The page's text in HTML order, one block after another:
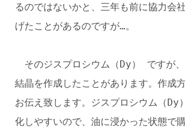
るのではないかと、三年も前に協力会
げたことがあるのですが…。
そのジスプロシウム（Dy） ですが
結晶を作成したことがあります。作成
お伝え致します。ジスプロシウム（Dy
化しやすいので、油に浸かった状態で